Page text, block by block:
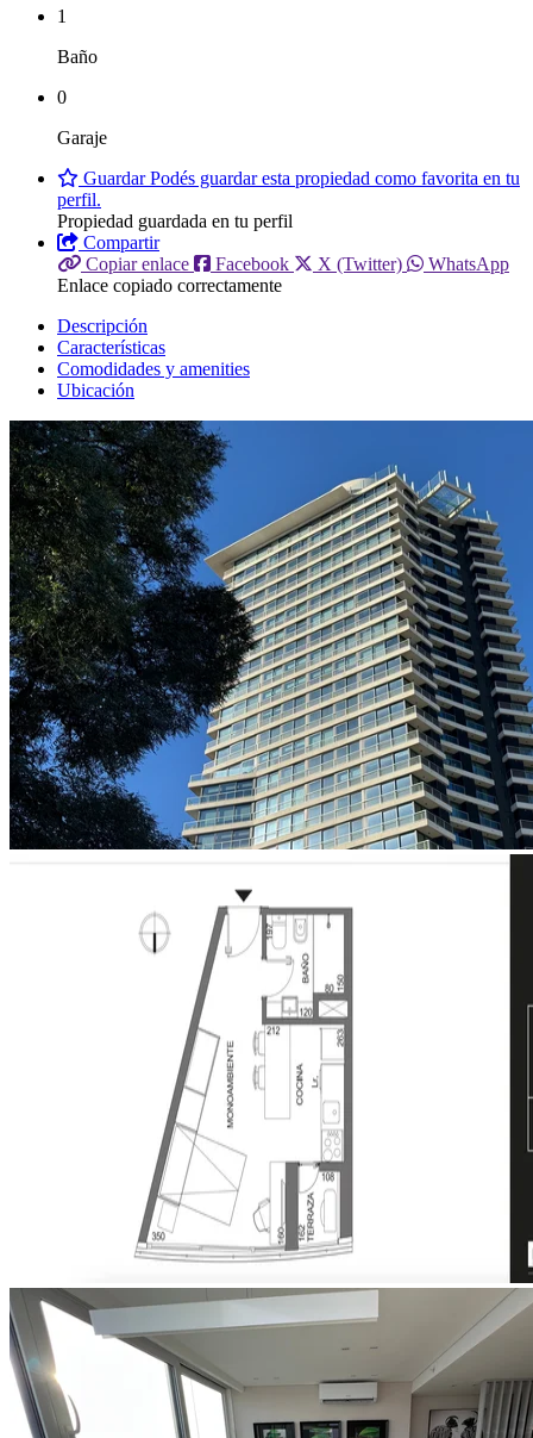
1
Baño
0
Garaje
GuardarPodés guardar esta propiedad como favorita en tu
perfil.
Propiedad guardada en tu perfil
Compartir
Copiar enlace
Facebook X (Twitter)
WhatsApp
Enlace copiado correctamente
Descripción
Características
Comodidades y amenities
Ubicación